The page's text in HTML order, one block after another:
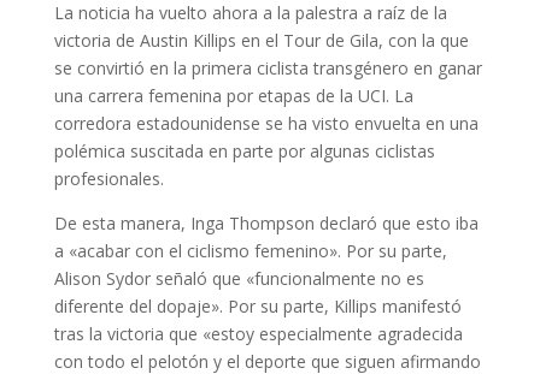
La noticia ha vuelto ahora a la palestra a raíz de la
victoria de Austin Killips en el Tour de Gila, con la que
se convirtió en la primera ciclista transgénero en ganar
una carrera femenina por etapas de la UCI. La
corredora estadounidense se ha visto envuelta en una
polémica suscitada en parte por algunas ciclistas
profesionales.
De esta manera, Inga Thompson declaró que esto iba
a «acabar con el ciclismo femenino». Por su parte,
Alison Sydor señaló que «funcionalmente no es
diferente del dopaje». Por su parte, Killips manifestó
tras la victoria que «estoy especialmente agradecida
con todo el pelotón y el deporte que siguen afirmando